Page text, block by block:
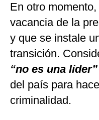
En otro
vacancia de la
y que se instale
transición.
“no es una líder”
del país para
criminalidad.